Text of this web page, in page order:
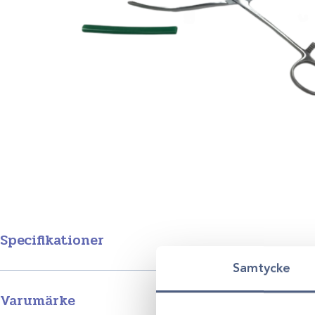
Samtycke
Specifikationer
Varumärke